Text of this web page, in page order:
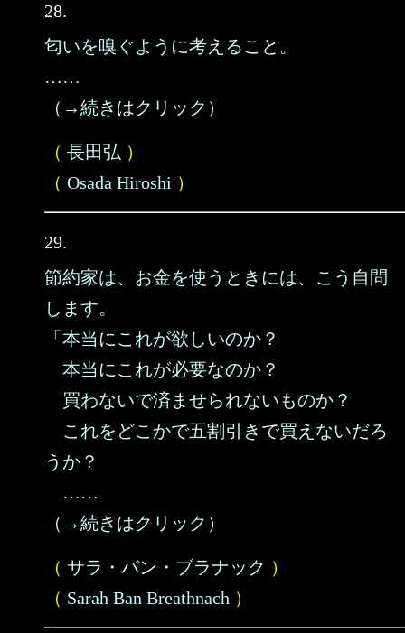
28.
匂いを嗅ぐように考えること。
……
（→続きはクリック）
（ 長田弘 ）
（ Osada Hiroshi ）
29.
節約家は、お金を使うときには、こう自問
します。
「本当にこれが欲しいのか？
本当にこれが必要なのか？
買わないで済ませられないものか？
これをどこかで五割引きで買えないだろ
うか？
……
（→続きはクリック）
（ サラ・バン・ブラナック ）
（ Sarah Ban Breathnach ）